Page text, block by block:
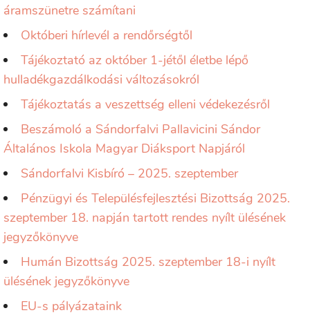
áramszünetre számítani
Októberi hírlevél a rendőrségtől
Tájékoztató az október 1-jétől életbe lépő
hulladékgazdálkodási változásokról
Tájékoztatás a veszettség elleni védekezésről
Beszámoló a Sándorfalvi Pallavicini Sándor
Általános Iskola Magyar Diáksport Napjáról
Sándorfalvi Kisbíró – 2025. szeptember
Pénzügyi és Településfejlesztési Bizottság 2025.
szeptember 18. napján tartott rendes nyílt ülésének
jegyzőkönyve
Humán Bizottság 2025. szeptember 18-i nyílt
ülésének jegyzőkönyve
EU-s pályázataink